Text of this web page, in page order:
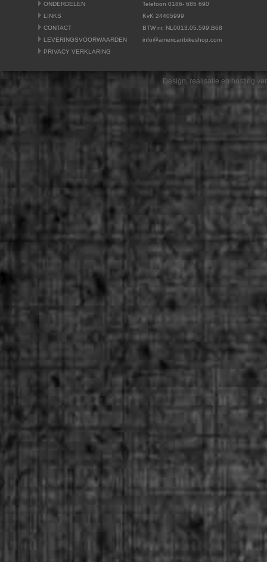
ONDERDELEN
LINKS
CONTACT
LEVERINGSVOORWAARDEN
PRIVACY VERKLARING
Telefoon 0186- 685 690
KvK 24405999
BTW nr. NL0013.05.599.B68
info@americanbikeshop.com
Design, realisatie en hosting